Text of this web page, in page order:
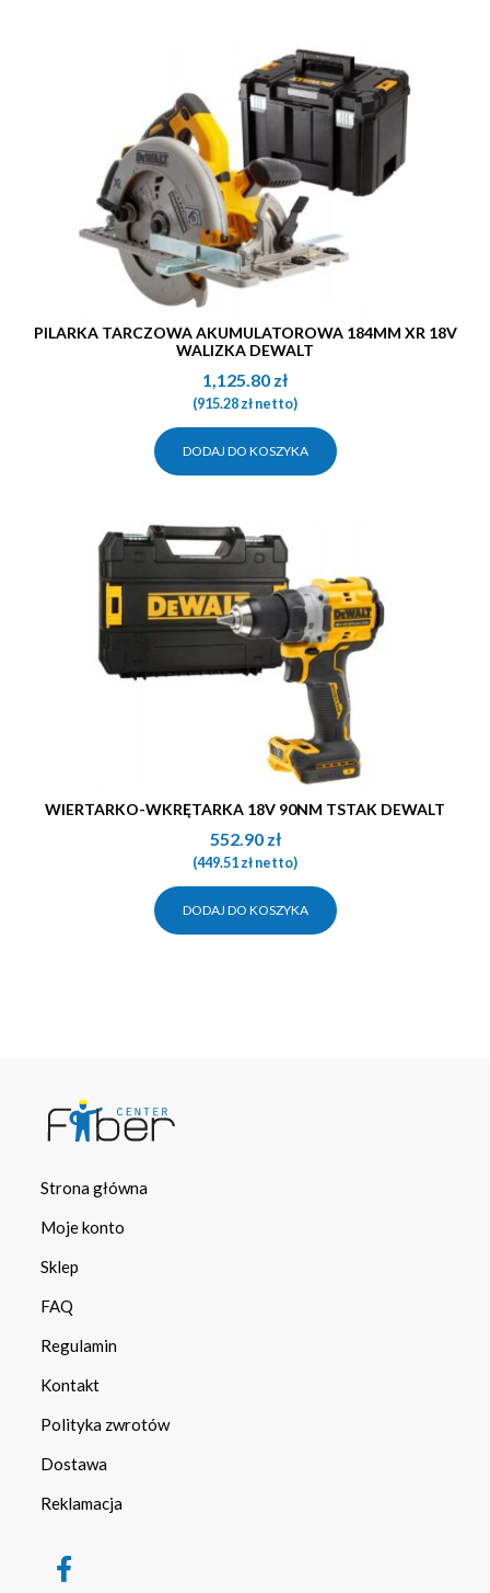
PILARKA TARCZOWA AKUMULATOROWA 184MM XR 18V
WALIZKA DEWALT
1,125.80 zł
(915.28złnetto)
DODAJ DO KOSZYKA
WIERTARKO-WKRĘTARKA 18V 90NM TSTAK DEWALT
552.90 zł
(449.51złnetto)
DODAJ DO KOSZYKA
Strona główna
Moje konto
Sklep
FAQ
Regulamin
Kontakt
Polityka zwrotów
Dostawa
Reklamacja